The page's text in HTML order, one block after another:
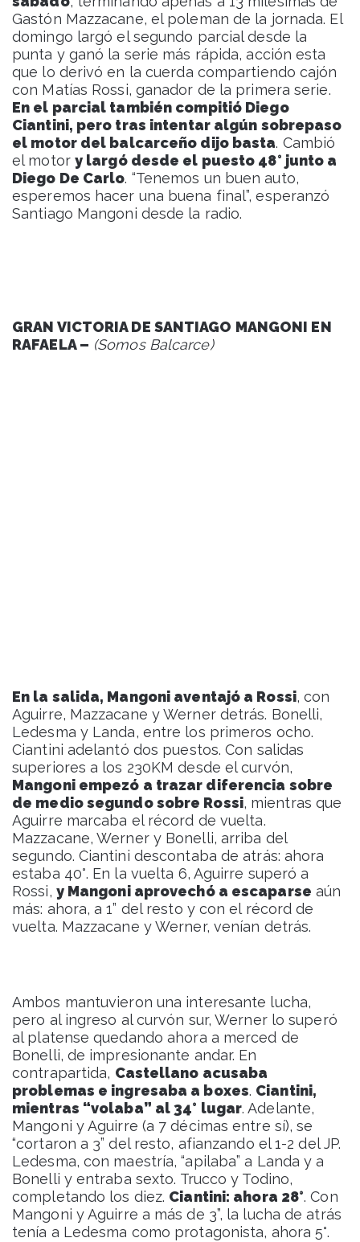
Gastón Mazzacane, el poleman de la jornada. El
domingo largó el segundo parcial desde la
punta y ganó la serie más rápida, acción esta
que lo derivó en la cuerda compartiendo cajón
con Matías Rossi, ganador de la primera serie.
En el parcial también compitió Diego
Ciantini, pero tras intentar algún sobrepaso
el motor del balcarceño dijo basta. Cambió
el motor y largó desde el puesto 48° junto a
Diego De Carlo. “Tenemos un buen auto,
esperemos hacer una buena final”, esperanzó
Santiago Mangoni desde la radio.
GRAN VICTORIA DE SANTIAGO MANGONI EN
RAFAELA – (Somos Balcarce)
En la salida, Mangoni aventajó a Rossi, con
Aguirre, Mazzacane y Werner detrás. Bonelli,
Ledesma y Landa, entre los primeros ocho.
Ciantini adelantó dos puestos. Con salidas
superiores a los 230KM desde el curvón,
Mangoni empezó a trazar diferencia sobre
de medio segundo sobre Rossi, mientras que
Aguirre marcaba el récord de vuelta.
Mazzacane, Werner y Bonelli, arriba del
segundo. Ciantini descontaba de atrás: ahora
estaba 40°. En la vuelta 6, Aguirre superó a
Rossi, y Mangoni aprovechó a escaparse aún
más: ahora, a 1” del resto y con el récord de
vuelta. Mazzacane y Werner, venían detrás.
Ambos mantuvieron una interesante lucha,
pero al ingreso al curvón sur, Werner lo superó
al platense quedando ahora a merced de
Bonelli, de impresionante andar. En
contrapartida, Castellano acusaba
problemas e ingresaba a boxes. Ciantini,
mientras “volaba” al 34° lugar. Adelante,
Mangoni y Aguirre (a 7 décimas entre sí), se
“cortaron a 3” del resto, afianzando el 1-2 del JP.
Ledesma, con maestría, “apilaba” a Landa y a
Bonelli y entraba sexto. Trucco y Todino,
completando los diez. Ciantini: ahora 28°. Con
Mangoni y Aguirre a más de 3”, la lucha de atrás
tenía a Ledesma como protagonista, ahora 5°.